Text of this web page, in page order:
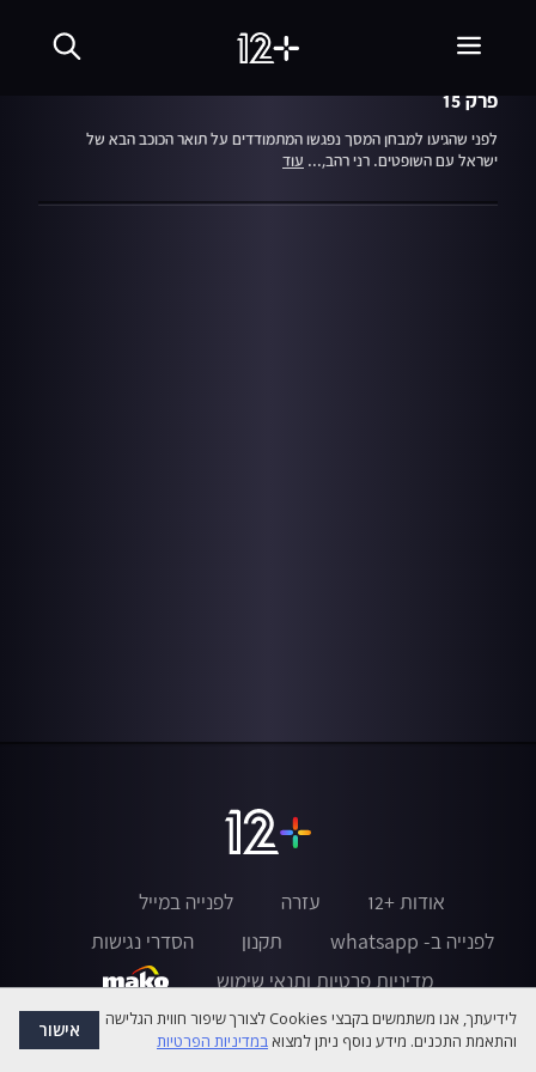
הכוכב הבא
פרק 15
לפני שהגיעו למבחן המסך נפגשו המתמודדים על תואר הכוכב הבא של
ישראל עם השופטים. רני רהב,... עוד
אודות +12 עזרה
לפנייה במייל
לפנייה ב- whatsapp
תקנון
הסדרי נגישות
מדיניות פרטיות ותנאי שימוש
לידיעתך, אנו משתמשים בקבצי Cookies לצורך שיפור חווית הגלישה
והתאמת התכנים. מידע נוסף ניתן למצואבמדיניות הפרטיות אישור